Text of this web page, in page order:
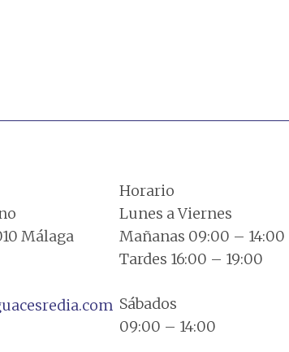
Málaga
Horario
Lunes a Viernes
Mañanas 09:00 – 14:00
Tardes 16:00 – 19:00
Sábados
09:00 – 14:00